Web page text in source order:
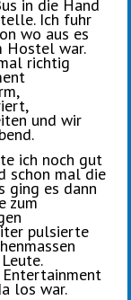
in die Hand
Ich fuhr
wo aus es
Hostel war.
richtig
und wir
ich noch gut
schon mal die
ging es dann
zum
pulsierte
Entertainment
los war.